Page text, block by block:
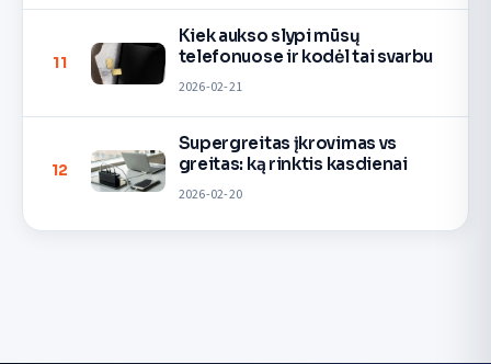
11
Kiek aukso slypi mūsų
telefonuose ir kodėl tai svarbu
2026-02-21
12
Supergreitas įkrovimas vs
greitas: ką rinktis kasdienai
2026-02-20